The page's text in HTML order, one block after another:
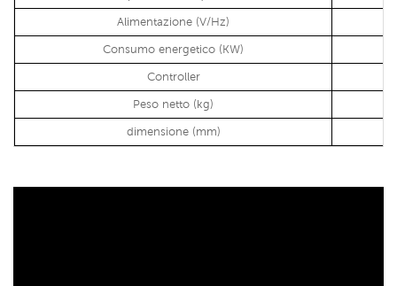
Alimentazione (V/Hz)
Consumo energetico (KW)
Controller
Peso netto (kg)
dimensione (mm)